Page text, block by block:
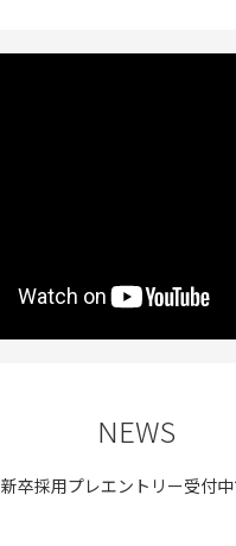
NEWS
新卒採用プレエントリー受付中